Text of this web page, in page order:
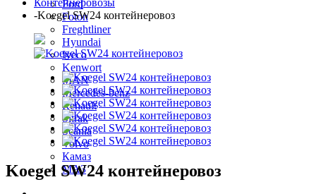
Ford
Foton
Freghtliner
Hyundai
Iveco
Kenwort
MAN
Mercedes-benz
Renault
Sitrak
Scania
Volvo
Камаз
МАЗ
Контейнеровозы
-Koegel SW24 контейнеровоз
Koegel SW24 контейнеровоз